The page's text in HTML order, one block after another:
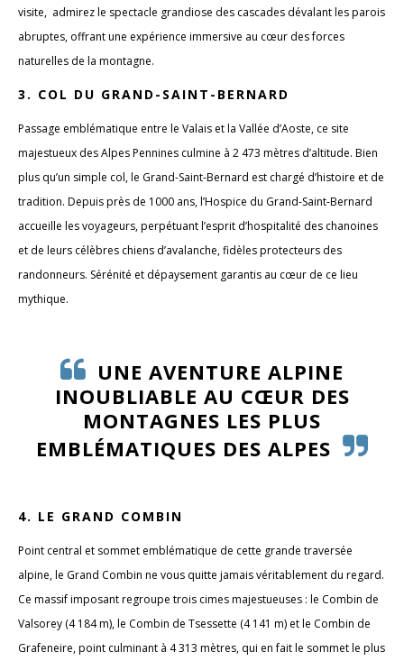
visite, admirez le spectacle grandiose des cascades dévalant les parois
abruptes, offrant une expérience immersive au cœur des forces
naturelles de la montagne.
3. COL DU GRAND-SAINT-BERNARD
Passage emblématique entre le Valais et la Vallée d’Aoste, ce site
majestueux des Alpes Pennines culmine à 2 473 mètres d’altitude. Bien
plus qu’un simple col, le Grand-Saint-Bernard est chargé d’histoire et de
tradition. Depuis près de 1000 ans, l’Hospice du Grand-Saint-Bernard
accueille les voyageurs, perpétuant l’esprit d’hospitalité des chanoines
et de leurs célèbres chiens d’avalanche, fidèles protecteurs des
randonneurs. Sérénité et dépaysement garantis au cœur de ce lieu
mythique.
UNE AVENTURE ALPINE
INOUBLIABLE AU CŒUR DES
MONTAGNES LES PLUS
EMBLÉMATIQUES DES ALPES
4. LE GRAND COMBIN
Point central et sommet emblématique de cette grande traversée
alpine, le Grand Combin ne vous quitte jamais véritablement du regard.
Ce massif imposant regroupe trois cimes majestueuses : le Combin de
Valsorey (4 184 m), le Combin de Tsessette (4 141 m) et le Combin de
Grafeneire, point culminant à 4 313 mètres, qui en fait le sommet le plus